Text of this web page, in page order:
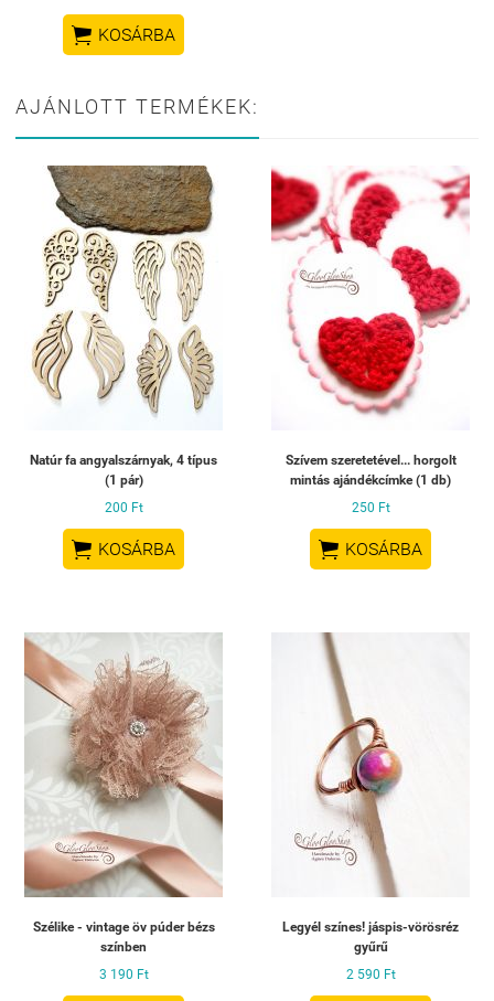
 KOSÁRBA
AJÁNLOTT TERMÉKEK:
Natúr fa angyalszárnyak, 4 típus
(1 pár)
200 Ft
 KOSÁRBA
Szívem szeretetével... horgolt
mintás ajándékcímke (1 db)
250 Ft
 KOSÁRBA
Szélike - vintage öv púder bézs
színben
3 190 Ft
Legyél színes! jáspis-vörösréz
gyűrű
2 590 Ft